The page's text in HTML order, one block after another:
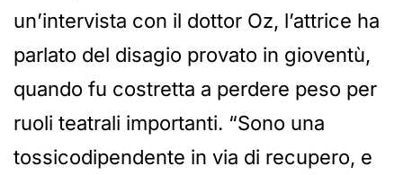
un’intervista con il dottor Oz, l’attrice ha
parlato del disagio provato in gioventù,
quando fu costretta a perdere peso per
ruoli teatrali importanti. “Sono una
tossicodipendente in via di recupero, e